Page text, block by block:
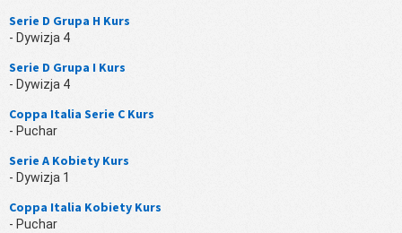
Serie D Grupa H Kurs
- Dywizja 4
Serie D Grupa I Kurs
- Dywizja 4
Coppa Italia Serie C Kurs
- Puchar
Serie A Kobiety Kurs
- Dywizja 1
Coppa Italia Kobiety Kurs
- Puchar